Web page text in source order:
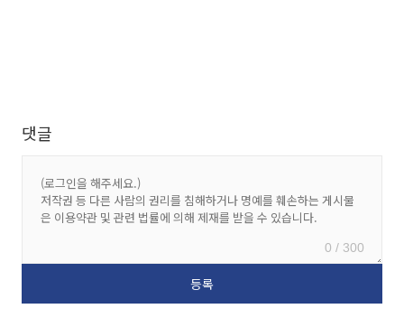
댓글
0 / 300